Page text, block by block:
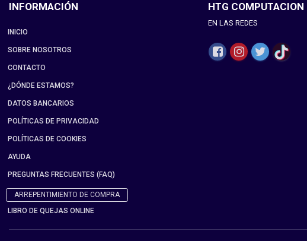
INFORMACIÓN
INICIO
SOBRE NOSOTROS
CONTACTO
¿DÓNDE ESTAMOS?
DATOS BANCARIOS
POLÍTICAS DE PRIVACIDAD
POLÍTICAS DE COOKIES
AYUDA
PREGUNTAS FRECUENTES (FAQ)
ARREPENTIMIENTO DE COMPRA
LIBRO DE QUEJAS ONLINE
HTG COMPUTACION
EN LAS REDES